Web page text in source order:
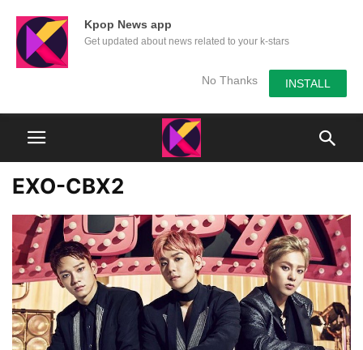
Kpop News app
Get updated about news related to your k-stars
No Thanks INSTALL
EXO-CBX2